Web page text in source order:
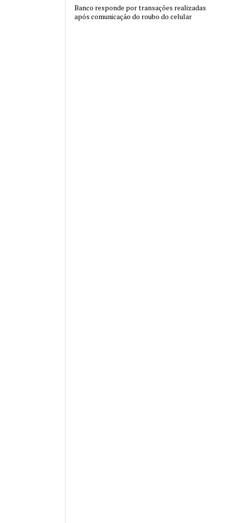
Banco responde por transações realizadas
após comunicação do roubo do celular